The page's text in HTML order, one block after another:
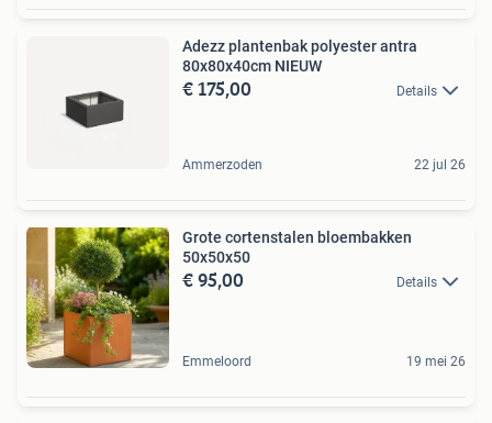
Adezz plantenbak polyester antra
80x80x40cm NIEUW
€ 175,00 Details
Ammerzoden 22 jul 26
Grote cortenstalen bloembakken
50x50x50
€ 95,00 Details
Emmeloord 19 mei 26